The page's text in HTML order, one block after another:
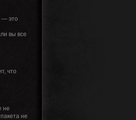
— это
вы все
что
не
не